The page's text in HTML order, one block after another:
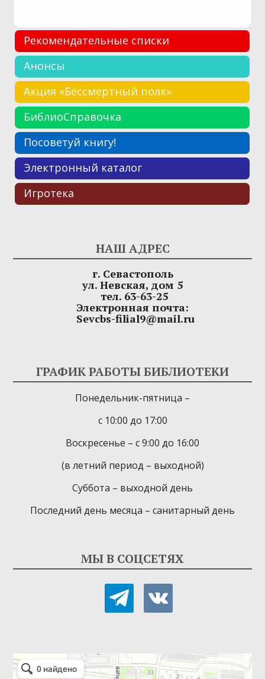
Рекомендательные списки
Анонсы
Акция «Бессмертный полк»
БиблиоСправочка
Посоветуй книгу!
Электронный каталог
Игротека
НАШ АДРЕС
г. Севастополь
ул. Невская, дом 5
тел. 63-63-25
Электронная почта:
Sevcbs-filial9@mail.ru
ГРАФИК РАБОТЫ БИБЛИОТЕКИ
Понедельник-пятница –
с 10:00 до 17:00
Воскресенье – с 9:00 до 16:00
(в летний период – выходной)
Суббота – выходной день
Последний день месяца – санитарный день
МЫ В СОЦСЕТЯХ
telegram vkontakte
Детская библиотека-филиал № 9
Библиотека в Севастополе